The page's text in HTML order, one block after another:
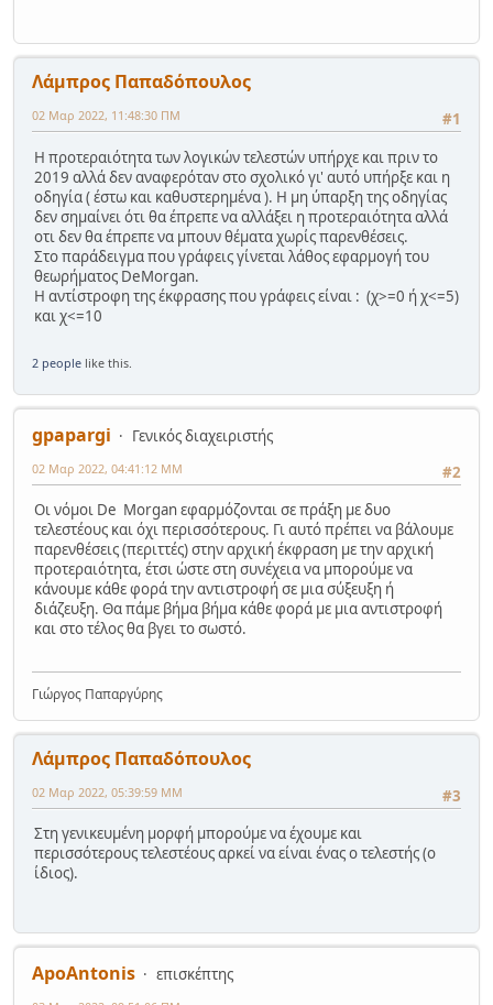
Λάμπρος Παπαδόπουλος
#1
02 Μαρ 2022, 11:48:30 ΠΜ
Η προτεραιότητα των λογικών τελεστών υπήρχε και πριν το
2019 αλλά δεν αναφερόταν στο σχολικό γι' αυτό υπήρξε και η
οδηγία ( έστω και καθυστερημένα ). Η μη ύπαρξη της οδηγίας
δεν σημαίνει ότι θα έπρεπε να αλλάξει η προτεραιότητα αλλά
οτι δεν θα έπρεπε να μπουν θέματα χωρίς παρενθέσεις.
Στο παράδειγμα που γράφεις γίνεται λάθος εφαρμογή του
θεωρήματος DeMorgan.
Η αντίστροφη της έκφρασης που γράφεις είναι : (χ>=0 ή χ<=5)
και χ<=10
2 people like this.
gpapargi
Γενικός διαχειριστής
#2
02 Μαρ 2022, 04:41:12 ΜΜ
Οι νόμοι De Morgan εφαρμόζονται σε πράξη με δυο
τελεστέους και όχι περισσότερους. Γι αυτό πρέπει να βάλουμε
παρενθέσεις (περιττές) στην αρχική έκφραση με την αρχική
προτεραιότητα, έτσι ώστε στη συνέχεια να μπορούμε να
κάνουμε κάθε φορά την αντιστροφή σε μια σύξευξη ή
διάζευξη. Θα πάμε βήμα βήμα κάθε φορά με μια αντιστροφή
και στο τέλος θα βγει το σωστό.
Γιώργος Παπαργύρης
Λάμπρος Παπαδόπουλος
#3
02 Μαρ 2022, 05:39:59 ΜΜ
Στη γενικευμένη μορφή μπορούμε να έχουμε και
περισσότερους τελεστέους αρκεί να είναι ένας ο τελεστής (ο
ίδιος).
ApoAntonis
επισκέπτης